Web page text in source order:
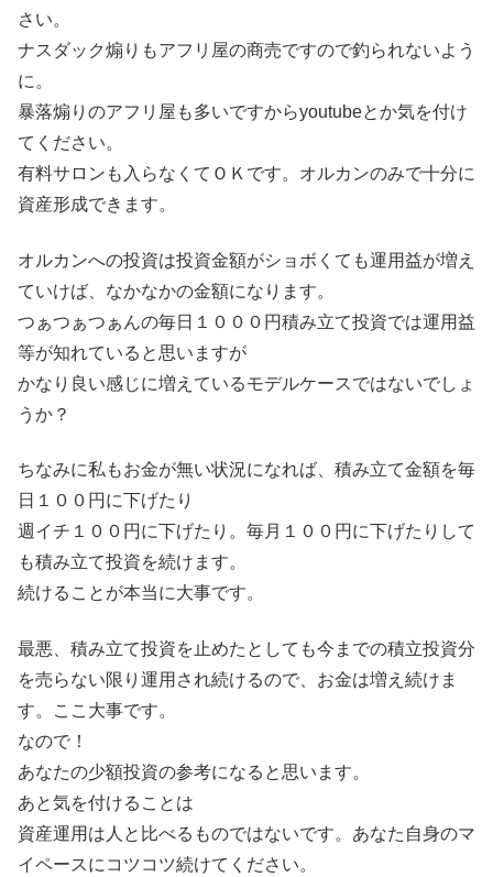
さい。
ナスダック煽りもアフリ屋の商売ですので釣られないよう
に。
暴落煽りのアフリ屋も多いですからyoutubeとか気を付け
てください。
有料サロンも入らなくてＯＫです。オルカンのみで十分に
資産形成できます。
オルカンへの投資は投資金額がショボくても運用益が増え
ていけば、なかなかの金額になります。
つぁつぁつぁんの毎日１０００円積み立て投資では運用益
等が知れていると思いますが
かなり良い感じに増えているモデルケースではないでしょ
うか？
ちなみに私もお金が無い状況になれば、積み立て金額を毎
日１００円に下げたり
週イチ１００円に下げたり。毎月１００円に下げたりして
も積み立て投資を続けます。
続けることが本当に大事です。
最悪、積み立て投資を止めたとしても今までの積立投資分
を売らない限り運用され続けるので、お金は増え続けま
す。ここ大事です。
なので！
あなたの少額投資の参考になると思います。
あと気を付けることは
資産運用は人と比べるものではないです。あなた自身のマ
イペースにコツコツ続けてください。